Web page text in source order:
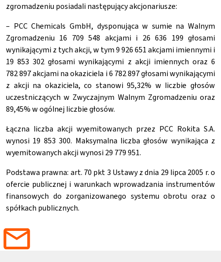
zgromadzeniu posiadali następujący akcjonariusze:
– PCC Chemicals GmbH, dysponująca w sumie na Walnym
Zgromadzeniu 16 709 548 akcjami i 26 636 199 głosami
wynikającymi z tych akcji, w tym 9 926 651 akcjami imiennymi i
19 853 302 głosami wynikającymi z akcji imiennych oraz 6
782 897 akcjami na okaziciela i 6 782 897 głosami wynikającymi
z akcji na okaziciela, co stanowi 95,32% w liczbie głosów
uczestniczących w Zwyczajnym Walnym Zgromadzeniu oraz
89,45% w ogólnej liczbie głosów.
Łączna liczba akcji wyemitowanych przez PCC Rokita S.A.
wynosi 19 853 300. Maksymalna liczba głosów wynikająca z
wyemitowanych akcji wynosi 29 779 951.
Podstawa prawna: art. 70 pkt 3 Ustawy z dnia 29 lipca 2005 r. o
ofercie publicznej i warunkach wprowadzania instrumentów
finansowych do zorganizowanego systemu obrotu oraz o
spółkach publicznych.